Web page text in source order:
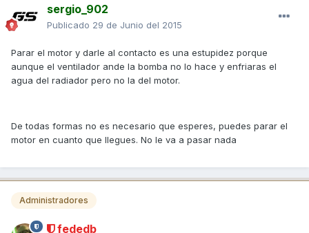
sergio_902
Publicado 29 de Junio del 2015
Parar el motor y darle al contacto es una estupidez porque
aunque el ventilador ande la bomba no lo hace y enfriaras el
agua del radiador pero no la del motor.
De todas formas no es necesario que esperes, puedes parar el
motor en cuanto que llegues. No le va a pasar nada
Administradores
fededb